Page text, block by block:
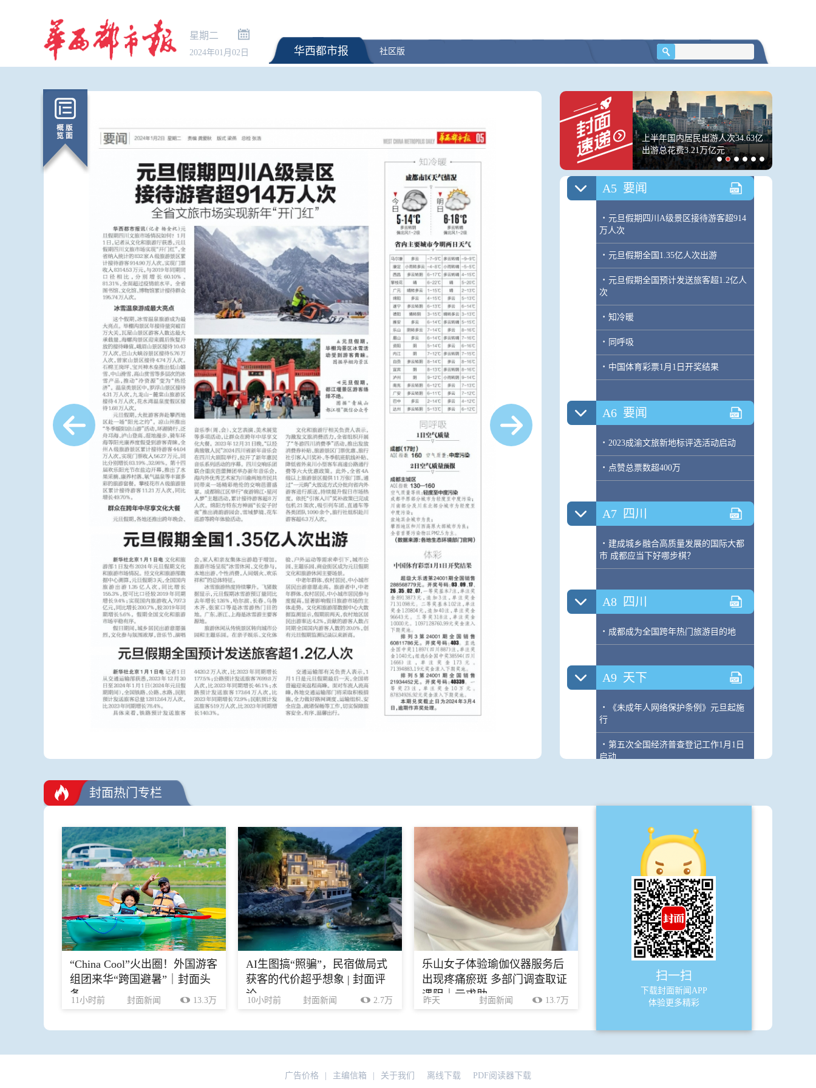
星期二
2024年01月02日 华西都市报 社区版
三部门向陕西增加调拨3.2万件中
央救灾物资
猎鹰9号火箭残骸撞月前后影像
公布 中国多家机构精准预测撞击
上半年国内居民出游人次34.63亿
出游总花费3.21万亿元
中朝两党两国最高领导人互致新年贺
电宣布启动“中朝友好年”
· 中美两国领导人互致贺信庆祝两国建
交45周年
· 从新年贺词领略习近平主席的天下情
怀
A5 要闻
· 元旦假期四川A级景区接待游客超914
万人次
· 元旦假期全国1.35亿人次出游
· 元旦假期全国预计发送旅客超1.2亿人
次
· 知冷暖
· 同呼吸
· 中国体育彩票1月1日开奖结果
A6 要闻
· 2023成渝文旅新地标评选活动启动
· 点赞总票数超400万
A7 四川
· 建成城乡融合高质量发展的国际大都
市 成都应当下好哪步棋？
A8 四川
· 成都成为全国跨年热门旅游目的地
A9 天下
·
《未成年人网络保护条例》元旦起施
行
· 第五次全国经济普查登记工作1月1日
启动
· 公告
天下
“钢腿女孩”牛钰 纵然路坎坷，我也可
以闪闪发光
天下
日本能登半岛7.6级强震
中国游客乘电车遇强震 到体育馆避难
封面热门专栏
“China Cool”火出圈！外国游客
组团来华“跨国避暑”｜封面头
条
11小时前 封面新闻 13.3万
AI生图搞“照骗”，民宿做局式
获客的代价超乎想象 | 封面评
论
10小时前 封面新闻 2.7万
乐山女子体验瑜伽仪器服务后
出现疼痛瘀斑 多部门调查取证
遇阻｜云求助
昨天 封面新闻 13.7万
扫一扫
下载封面新闻APP
体验更多精彩
广告价格 主编信箱 关于我们 离线下载 PDF阅读器下载